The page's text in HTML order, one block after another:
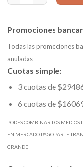
Promociones
Todas las promociones
anuladas
Cuotas simple:
3 cuotas de
6 cuotas de
PODES COMBINAR LOS MEDIOS
EN MERCADO PAGO PARTE
GRANDE